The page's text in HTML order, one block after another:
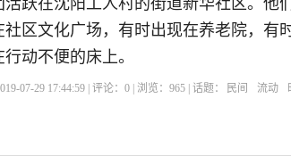
活跃在沈阳工人村的街道新华社区。他
社区文化广场，有时出现在养老院，有
动不便的床上。
07-29 17:44:59 | 评论：0 | 浏览：965 | 话题： 民间 流动